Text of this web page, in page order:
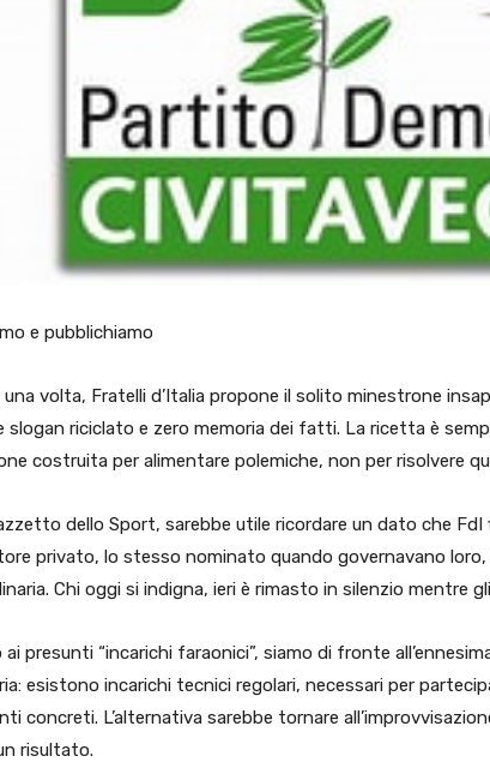
e pubblichiamo
volta, Fratelli d’Italia propone il solito minestrone
slogan riciclato e zero memoria dei fatti. La ricetta è
costruita per alimentare polemiche, non per risolvere
dello Sport, sarebbe utile ricordare un dato che FdI
privato, lo stesso nominato quando governavano loro,
Chi oggi si indigna, ieri è rimasto in silenzio mentre
ai presunti “incarichi faraonici”, siamo di fronte
esistono incarichi tecnici regolari, necessari per
concreti. L’alternativa sarebbe tornare
risultato.